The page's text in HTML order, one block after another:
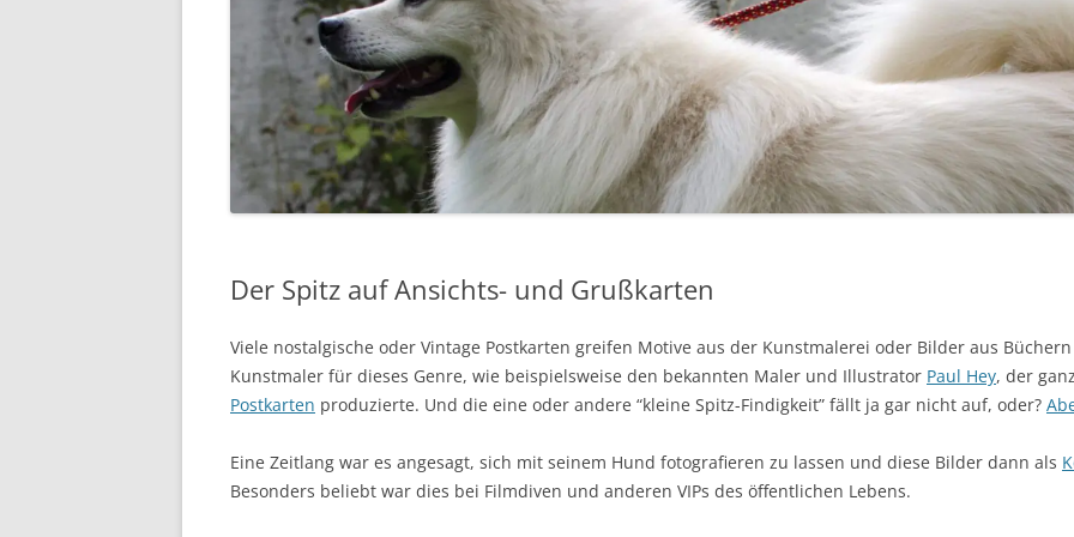
DER HUNDEKAUF (ALLGEMEIN)
STECKBRIEF DEUTSCHER SPITZ:
GROSS- UND MITTELSPITZ
TEACUP POM – QUALZUCHT UND
50 VARIATIONEN VON GESUND &
LECKER
BRENNESSELN KOCHEN
SCHONKOST BEI ERBRECHEN UND
ERZIEHUNG UND AUSBILDUNG “HUNDEPSYCHOLOGIE”
HILFE! MEIN HUND WILL KEIN
LECKERLI!
KANN EIN SPITZ APPORTIEREN?
DER ALTE HUND
ZUCHTETHIK – ZÜCHTERETHIK FEHLERMANAGEMENT
HISTORISCHE ZEITDOKUMENTE
ZUR KYNOLOGIE
HISTORISCHE
HISTORISCHE
ALLE DEUTSCHEN HUNDEGESETZE
AUF EINEN KLICK
GERICHTSRECHT – URTEILE –
RICHARD KATZENHERZ
GRIEPTO
BANJA MAJO NO KOYA
OTTO
DA VINCI
SUSANNE
Der Spitz auf Ansichts- und Grußkarten
Viele nostalgische oder Vintage Postkarten greifen Motive aus der Kunstmalerei oder Bilder aus
Kunstmaler für dieses Genre, wie beispielsweise den bekannten Maler und Illustrator Paul Hey, der
Postkarten produzierte. Und die eine oder andere “kleine Spitz-Findigkeit” fällt ja gar nicht auf, oder?
Eine Zeitlang war es angesagt, sich mit seinem Hund fotografieren zu lassen und diese Bilder dann als
Besonders beliebt war dies bei Filmdiven und anderen VIPs des öffentlichen Lebens.